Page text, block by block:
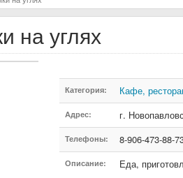
на углях
Категория: Кафе,
Адрес: г.
Телефоны: 8-906-473-88-
Описание: Еда,